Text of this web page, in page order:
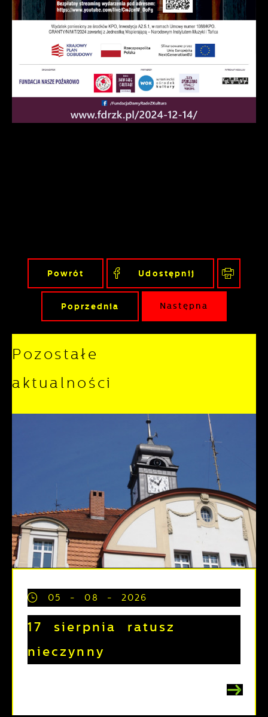
Powrót Udostępnij
Poprzednia Następna
Pozostałe
aktualności
05 - 08 - 2026
17 sierpnia ratusz
nieczynny